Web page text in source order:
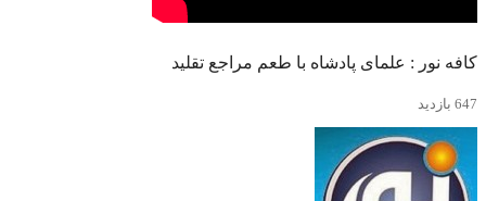
کافه نور : علمای پادشاه با طعم مراجع تقلید
647 بازدید